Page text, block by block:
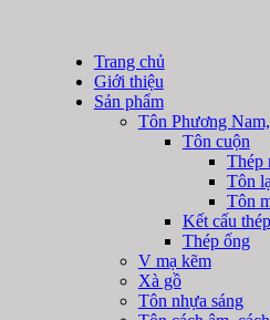
Trang chủ
Giới thiệu
Sản phẩm
Tôn Phương
Tôn cuộn
Thép
Tôn
Tôn
Kết cấu thép
Thép ống
V mạ kẽm
Xà gồ
Tôn nhựa sáng